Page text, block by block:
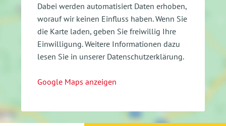
Dabei werden automatisiert Daten erhoben,
worauf wir keinen Einfluss haben. Wenn Sie
die Karte laden, geben Sie freiwillig Ihre
Einwilligung. Weitere Informationen dazu
lesen Sie in unserer Datenschutzerklärung.
Google Maps anzeigen